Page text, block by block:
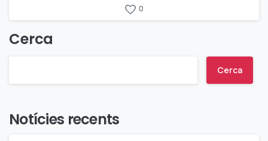
0
Cerca
Cerca
Notícies recents